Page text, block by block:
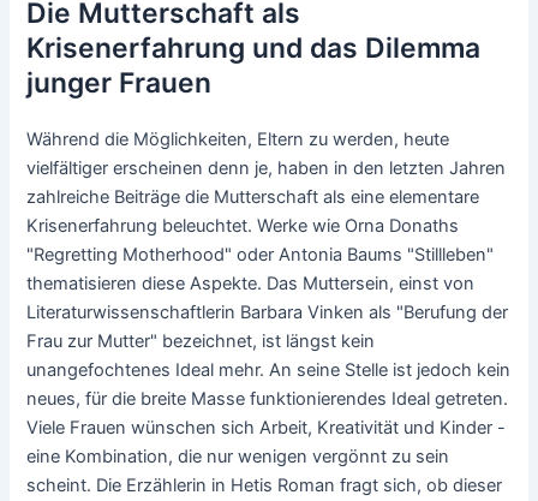
Die Mutterschaft als
Krisenerfahrung und das Dilemma
junger Frauen
Während die Möglichkeiten, Eltern zu werden, heute
vielfältiger erscheinen denn je, haben in den letzten Jahren
zahlreiche Beiträge die Mutterschaft als eine elementare
Krisenerfahrung beleuchtet. Werke wie Orna Donaths
"Regretting Motherhood" oder Antonia Baums "Stillleben"
thematisieren diese Aspekte. Das Muttersein, einst von
Literaturwissenschaftlerin Barbara Vinken als "Berufung der
Frau zur Mutter" bezeichnet, ist längst kein
unangefochtenes Ideal mehr. An seine Stelle ist jedoch kein
neues, für die breite Masse funktionierendes Ideal getreten.
Viele Frauen wünschen sich Arbeit, Kreativität und Kinder -
eine Kombination, die nur wenigen vergönnt zu sein
scheint. Die Erzählerin in Hetis Roman fragt sich, ob dieser